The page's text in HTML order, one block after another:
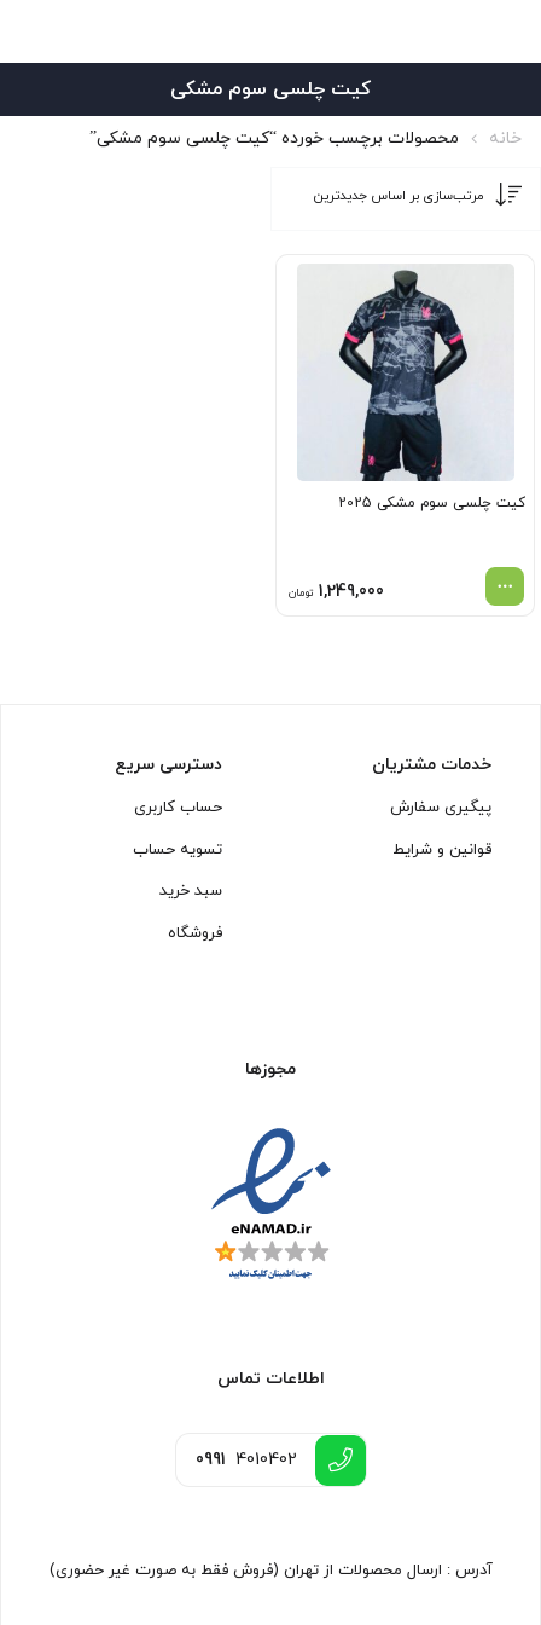
کیت چلسی سوم مشکی
خانه محصولات برچسب خورده “کیت چلسی سوم مشکی”
کیت چلسی سوم مشکی 2025
1,249,000 تومان
خدمات مشتریان
پیگیری سفارش
قوانین و شرایط
دسترسی سریع
حساب کاربری
تسویه حساب
سبد خرید
فروشگاه
مجوزها
اطلاعات تماس
0991 4010402
آدرس : ارسال محصولات از تهران (فروش فقط به صورت غیر حضوری)